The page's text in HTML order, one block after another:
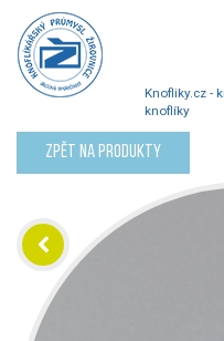
Knofliky.cz -
knoflíky
Zpět na produkty